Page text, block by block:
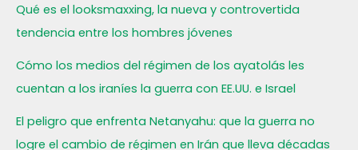
Qué es el looksmaxxing, la nueva y controvertida
tendencia entre los hombres jóvenes
Cómo los medios del régimen de los ayatolás les
cuentan a los iraníes la guerra con EE.UU. e Israel
El peligro que enfrenta Netanyahu: que la guerra no
logre el cambio de régimen en Irán que lleva décadas